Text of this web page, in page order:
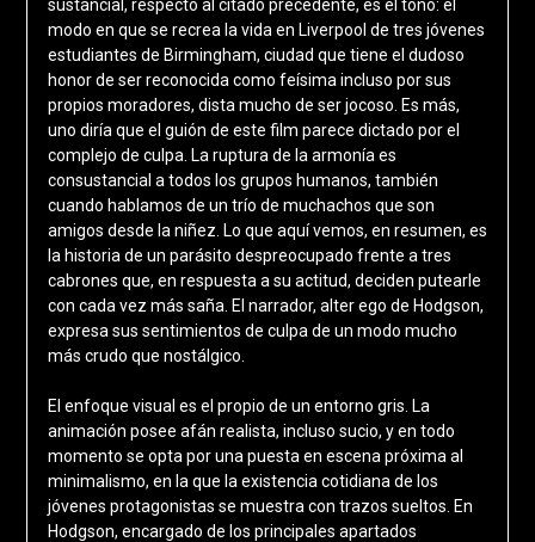
sustancial, respecto al citado precedente, es el tono: el
modo en que se recrea la vida en Liverpool de tres jóvenes
estudiantes de Birmingham, ciudad que tiene el dudoso
honor de ser reconocida como feísima incluso por sus
propios moradores, dista mucho de ser jocoso. Es más,
uno diría que el guión de este film parece dictado por el
complejo de culpa. La ruptura de la armonía es
consustancial a todos los grupos humanos, también
cuando hablamos de un trío de muchachos que son
amigos desde la niñez. Lo que aquí vemos, en resumen, es
la historia de un parásito despreocupado frente a tres
cabrones que, en respuesta a su actitud, deciden putearle
con cada vez más saña. El narrador, alter ego de Hodgson,
expresa sus sentimientos de culpa de un modo mucho
más crudo que nostálgico.
El enfoque visual es el propio de un entorno gris. La
animación posee afán realista, incluso sucio, y en todo
momento se opta por una puesta en escena próxima al
minimalismo, en la que la existencia cotidiana de los
jóvenes protagonistas se muestra con trazos sueltos. En
Hodgson, encargado de los principales apartados